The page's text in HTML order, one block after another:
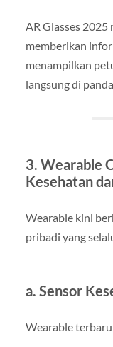
AR Glasses 2025
memberikan
menampilkan
langsung di
3. Wearable
Kesehatan
Wearable kini
pribadi yang
a. Sensor
Wearable